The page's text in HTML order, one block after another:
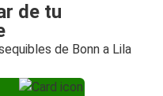
de tu
de Bonn a Lila